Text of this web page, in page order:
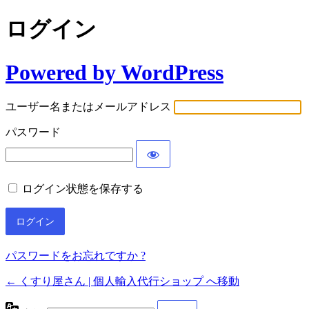
ログイン
Powered by WordPress
ユーザー名またはメールアドレス
パスワード
ログイン状態を保存する
パスワードをお忘れですか ?
← くすり屋さん | 個人輸入代行ショップ へ移動